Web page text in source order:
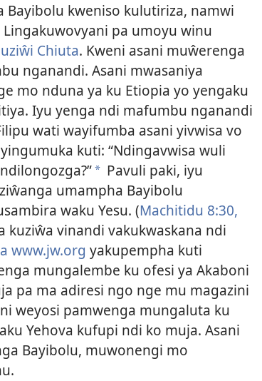
kweniso kulutiriza, namwi
pa umoyu winu
Chiuta. Kweni asani muŵerenga
nganandi. Asani mwasaniya
mo nduna ya ku Etiopia yo yengaku
Iyu yenga ndi mafumbu nganandi
wati wayifumba asani yivwisa vo
kuti: “Ndingavwisa wuli
* Pavuli paki, iyu
umampha Bayibolu
waku Yesu. (Machitidu 8:30,
kuziŵa vinandi vakukwaskana ndi
www.jw.org yakupempha kuti
mungalembe ku ofesi ya Akaboni
pa ma adiresi ngo nge mu magazini
weyosi pamwenga mungaluta ku
Yehova kufupi ndi ko muja. Asani
Bayibolu, muwonengi mo